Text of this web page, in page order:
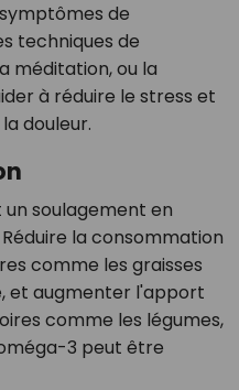
de
techniques de
méditation, ou la
à réduire le stress et
douleur.
soulagement en
la consommation
comme les graisses
et augmenter l'apport
comme les légumes,
3 peut être